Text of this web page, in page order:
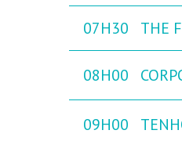
07H30 THE
08H00
09H00